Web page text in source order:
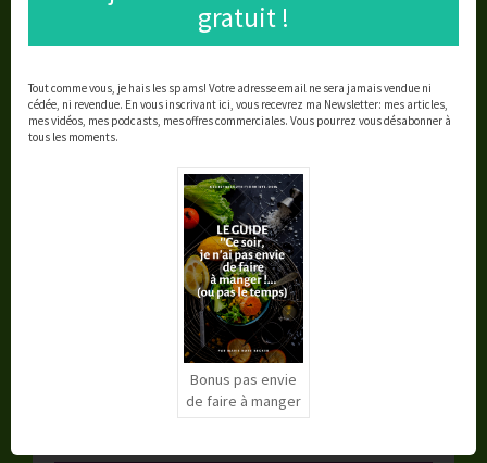
Vous êtes libre de recevoir mon bonus :
«Ce soir, je n'ai pas envie de faire à
des astuces et
recettesdiablement efficaces!
différents scénarios
un guide indispensable pour les
jours où...
gratuit !
Tout comme vous, je hais les spams! Votre adresse email ne sera jamais vendue ni
cédée, ni revendue. En vous inscrivant ici, vous recevrez ma Newsletter: mes articles,
mes vidéos, mes podcasts, mes offres commerciales. Vous pourrez vous désabonner à
tous les moments.
Bonus pas envie
de faire à manger